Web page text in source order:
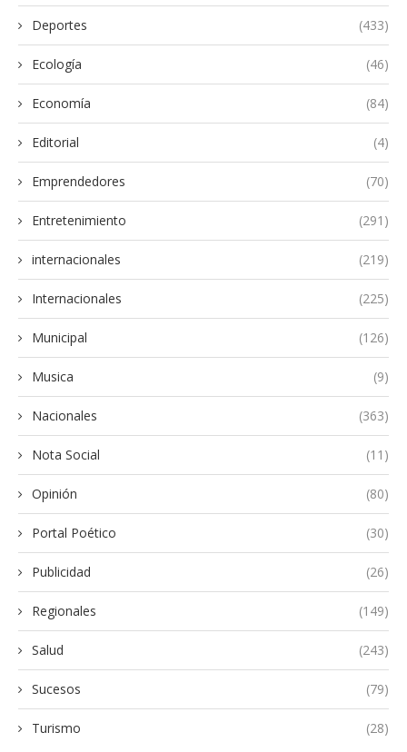
Deportes (433)
Ecología (46)
Economía (84)
Editorial (4)
Emprendedores (70)
Entretenimiento (291)
internacionales (219)
Internacionales (225)
Municipal (126)
Musica (9)
Nacionales (363)
Nota Social (11)
Opinión (80)
Portal Poético (30)
Publicidad (26)
Regionales (149)
Salud (243)
Sucesos (79)
Turismo (28)